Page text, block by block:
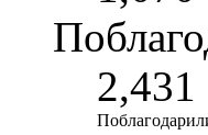
2,431